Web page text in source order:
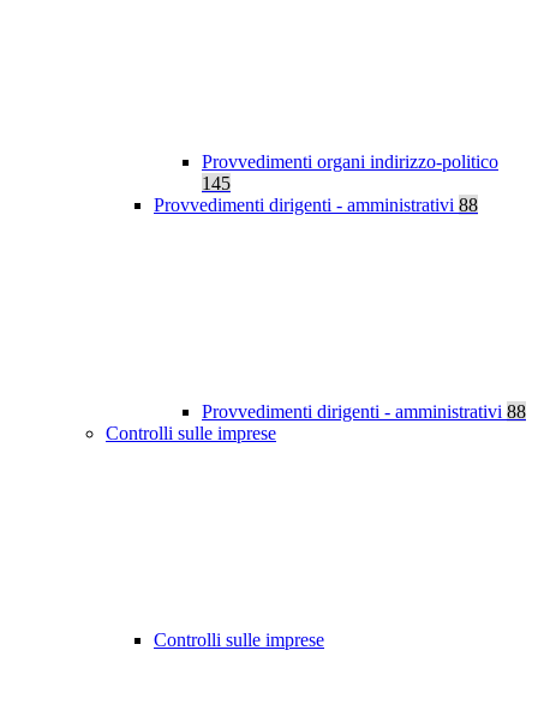
Provvedimenti organi indirizzo-politico
145
Provvedimenti dirigenti - amministrativi 88
Provvedimenti dirigenti - amministrativi 88
Controlli sulle imprese
Controlli sulle imprese